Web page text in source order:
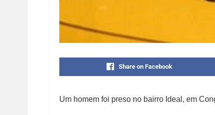
Share on Facebook
Um homem foi preso no bairro Ideal, em